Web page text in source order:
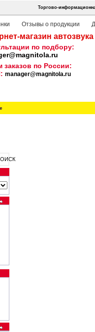
Торгово-
Отзывы о продукции
магазин
по подбору:
заказов по России:
manager@magnitola.ru